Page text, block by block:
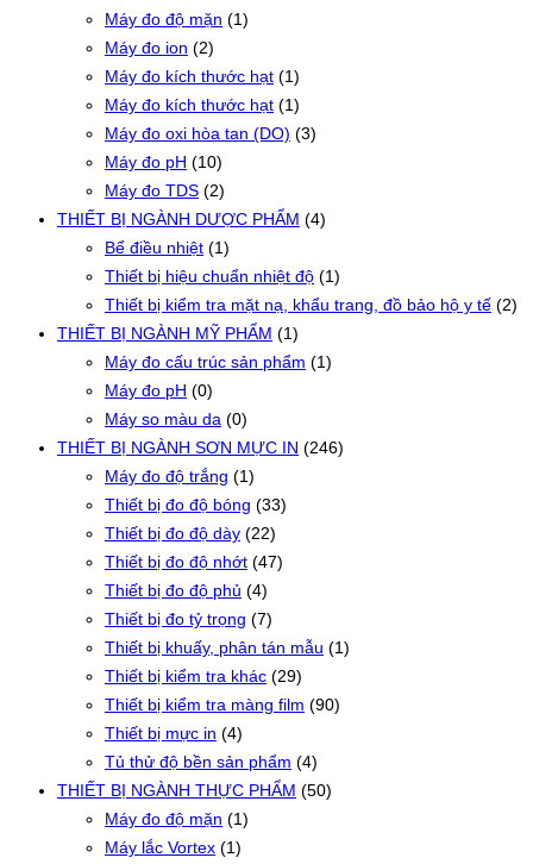
Máy đo độ mặn (1)
Máy đo ion (2)
Máy đo kích thước hạt (1)
Máy đo kích thước hạt (1)
Máy đo oxi hòa tan (DO) (3)
Máy đo pH (10)
Máy đo TDS (2)
THIẾT BỊ NGÀNH DƯỢC PHẨM (4)
Bể điều nhiệt (1)
Thiết bị hiệu chuẩn nhiệt độ (1)
Thiết bị kiểm tra mặt nạ, khẩu trang, đồ bảo hộ y tế (2)
THIẾT BỊ NGÀNH MỸ PHẨM (1)
Máy đo cấu trúc sản phẩm (1)
Máy đo pH (0)
Máy so màu da (0)
THIẾT BỊ NGÀNH SƠN MỰC IN (246)
Máy đo độ trắng (1)
Thiết bị đo độ bóng (33)
Thiết bị đo độ dày (22)
Thiết bị đo độ nhớt (47)
Thiết bị đo độ phủ (4)
Thiết bị đo tỷ trọng (7)
Thiết bị khuấy, phân tán mẫu (1)
Thiết bị kiểm tra khác (29)
Thiết bị kiểm tra màng film (90)
Thiết bị mực in (4)
Tủ thử độ bền sản phẩm (4)
THIẾT BỊ NGÀNH THỰC PHẨM (50)
Máy đo độ mặn (1)
Máy lắc Vortex (1)